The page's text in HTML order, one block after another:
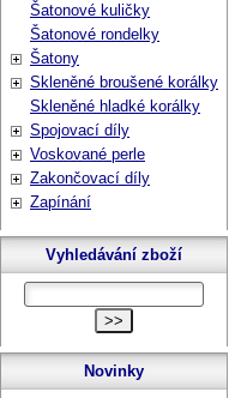
Šatonové kuličky
Šatonové rondelky
Šatony
Skleněné broušené korálky
Skleněné hladké korálky
Spojovací díly
Voskované perle
Zakončovací díly
Zapínání
Vyhledávání zboží
Novinky